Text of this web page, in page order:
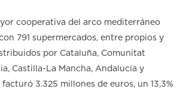
cooperativa del arco mediterráneo
791 supermercados, entre propios y
por Cataluña, Comunitat
Castilla-La Mancha, Andalucía y
3.325 millones de euros, un 13,3%